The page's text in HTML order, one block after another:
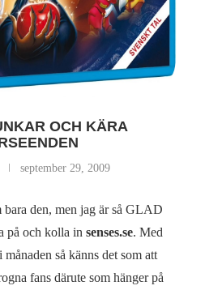
OCH KÄRA
september 29, 2009
bara den, men jag är så GLAD
på och kolla in senses.se. Med
så känns det som att
fans därute som hänger på